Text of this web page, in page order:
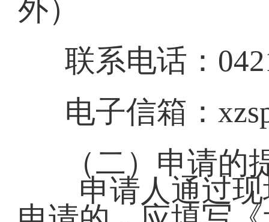
外）
联系电话：
电子信箱：
（二）申请的
申请人通过现